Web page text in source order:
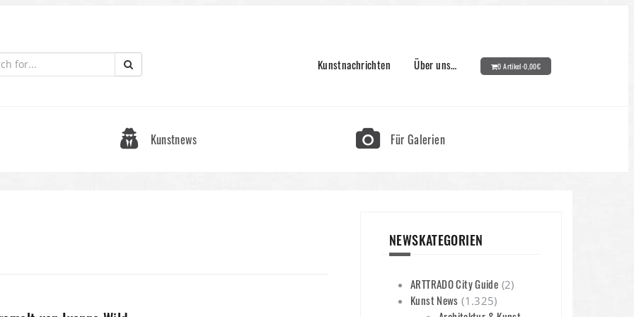
Kunstnachrichten Über uns… 0 Artikel-0,00€
Kunstnews Für Galerien
NEWSKATEGORIEN
ARTTRADO City Guide (2)
Kunst News (1.325)